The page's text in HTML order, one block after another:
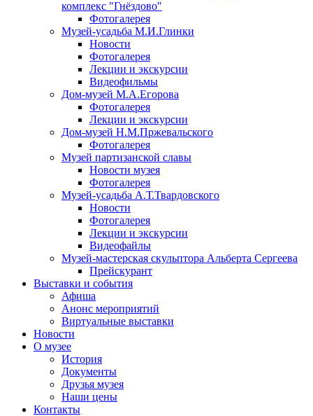
комплекс "Гнёздово"
Фотогалерея
Музей-усадьба М.И.Глинки
Новости
Фотогалерея
Лекции и экскурсии
Видеофильмы
Дом-музей М.А.Егорова
Фотогалерея
Лекции и экскурсии
Дом-музей Н.М.Пржевальского
Фотогалерея
Музей партизанской славы
Новости музея
Фотогалерея
Музей-усадьба А.Т.Твардовского
Новости
Фотогалерея
Лекции и экскурсии
Видеофайлы
Музей-мастерская скульптора Альберта Сергеева
Прейскурант
Выставки и события
Афиша
Анонс мероприятий
Виртуальные выставки
Новости
О музее
История
Документы
Друзья музея
Наши цены
Контакты